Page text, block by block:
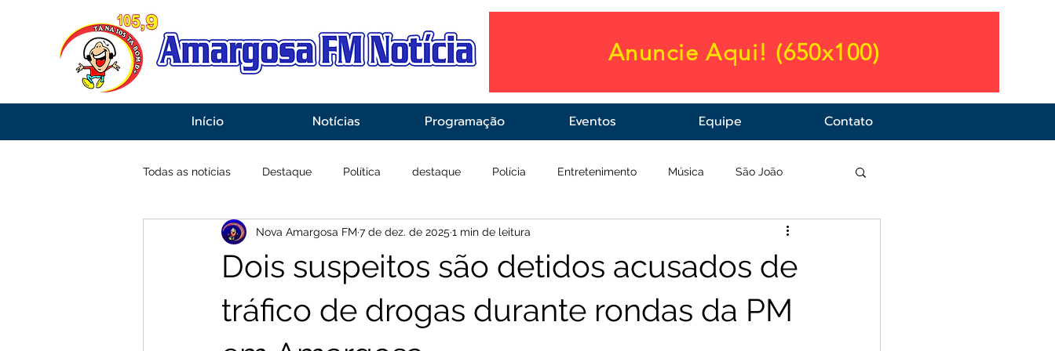
Anuncie Aqui! (650x100)
Início Notícias Programação Eventos Equipe Contato
Todas as notícias Destaque Política destaque Polícia Entretenimento Música São João
Economia Esportes Infraestrutura Saúde
Dois suspeitos são detidos acusados de
tráfico de drogas durante rondas da PM
Nova Amargosa FM 7 de dez. de 2025 1 min de leitura